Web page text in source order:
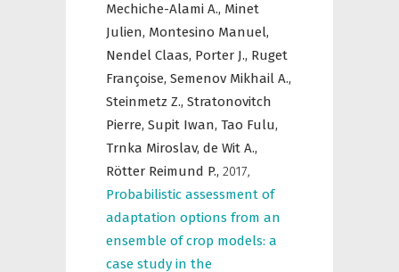
Mechiche-Alami A., Minet
Julien, Montesino Manuel,
Nendel Claas, Porter J., Ruget
Françoise, Semenov Mikhail A.,
Steinmetz Z., Stratonovitch
Pierre, Supit Iwan, Tao Fulu,
Trnka Miroslav, de Wit A.,
Rötter Reimund P., 2017,
Probabilistic assessment of
adaptation options from an
ensemble of crop models: a
case study in the